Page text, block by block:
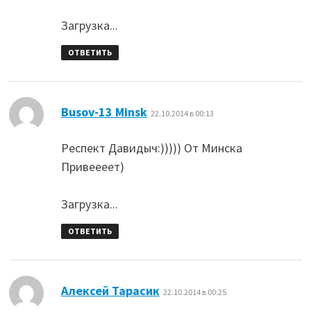
Загрузка...
ОТВЕТИТЬ
Busov-13 Minsk: 22.10.2014 в 00:13
Респект Давидыч:))))) От Минска
Привеееет)
Загрузка...
ОТВЕТИТЬ
Алексей Тарасик 22.10.2014 в 00:25